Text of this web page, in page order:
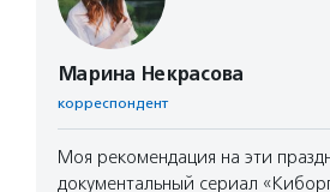
Марина Некрасова
корреспондент
Моя рекомендация на эти
документальный сериал